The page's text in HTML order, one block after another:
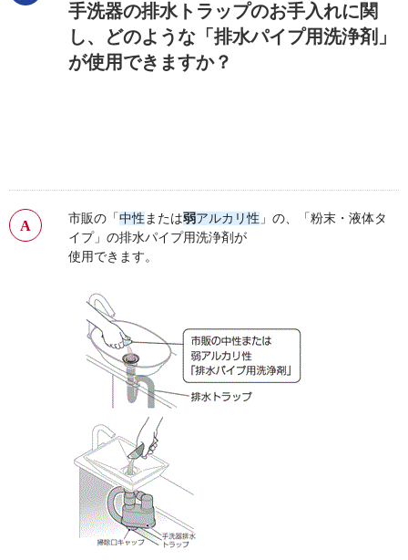
手洗器の排水トラップのお手入れに関
し、どのような「排水パイプ用洗浄剤」
が使用できますか？
市販の「 中性 または弱アルカリ性 」の、「粉末・液体タ
イプ」の排水パイプ用洗浄剤が
使用できます。